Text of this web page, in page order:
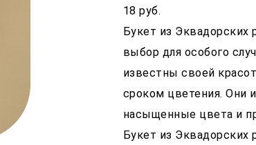
18 руб.
Букет из
выбор для особого
известны своей
сроком цветения.
насыщенные цвета и
Букет из Эквадорских